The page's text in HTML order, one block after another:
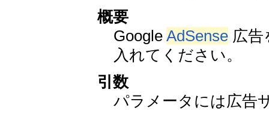
概要
GoogleAdSense 広
入れてください。
引数
パラメータには広告